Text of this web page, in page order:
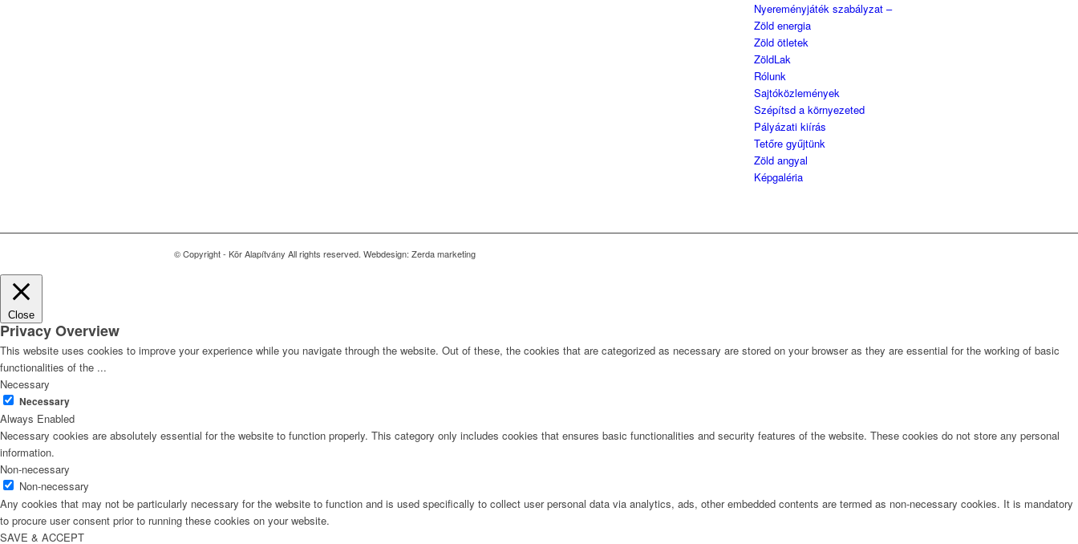
Nyereményjáték szabályzat –
Zöld energia
Zöld ötletek
ZöldLak
Rólunk
Sajtóközlemények
Szépítsd a környezeted
Pályázati kiírás
Tetőre gyűjtünk
Zöld angyal
Képgaléria
© Copyright - Kör Alapítvány All rights reserved. Webdesign: Zerda marketing
Close
Privacy Overview
This website uses cookies to improve your experience while you navigate through the website. Out of these, the cookies that are categorized as necessary are stored on your browser as they are essential for the working of basic
functionalities of the ...
Necessary
Necessary
Always Enabled
Necessary cookies are absolutely essential for the website to function properly. This category only includes cookies that ensures basic functionalities and security features of the website. These cookies do not store any personal
information.
Non-necessary
Non-necessary
Any cookies that may not be particularly necessary for the website to function and is used specifically to collect user personal data via analytics, ads, other embedded contents are termed as non-necessary cookies. It is mandatory
to procure user consent prior to running these cookies on your website.
SAVE & ACCEPT